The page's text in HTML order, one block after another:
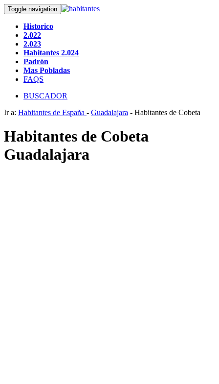
Toggle navigation
Historico
2.022
2.023
Habitantes 2.024
Padrón
Mas Pobladas
FAQS
BUSCADOR
Ir a: Habitantes de España - Guadalajara - Habitantes de Cobeta
Habitantes de Cobeta
Guadalajara